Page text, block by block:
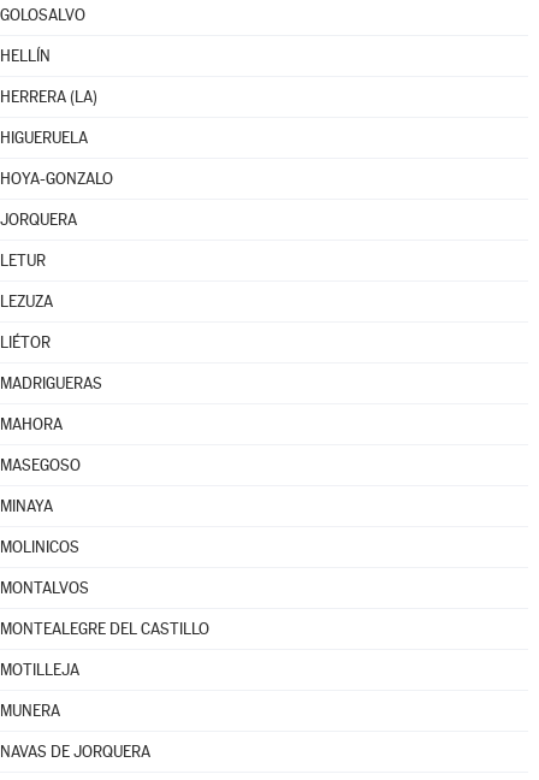
GOLOSALVO
HELLÍN
HERRERA (LA)
HIGUERUELA
HOYA-GONZALO
JORQUERA
LETUR
LEZUZA
LIÉTOR
MADRIGUERAS
MAHORA
MASEGOSO
MINAYA
MOLINICOS
MONTALVOS
MONTEALEGRE DEL CASTILLO
MOTILLEJA
MUNERA
NAVAS DE JORQUERA